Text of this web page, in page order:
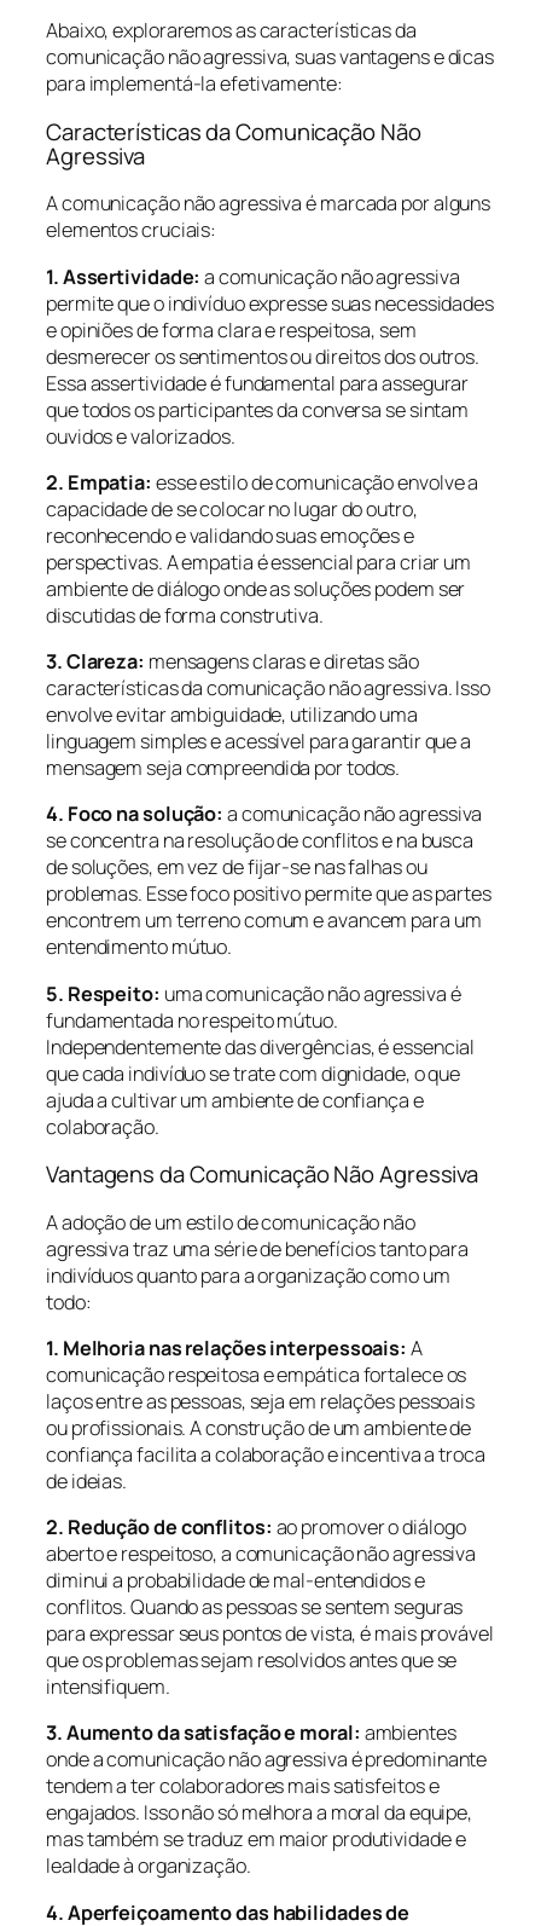
Abaixo, exploraremos as características da
comunicação não agressiva, suas vantagens e dicas
para implementá-la efetivamente:
Características da Comunicação Não
Agressiva
A comunicação não agressiva é marcada por alguns
elementos cruciais:
1. Assertividade: a comunicação não agressiva
permite que o indivíduo expresse suas necessidades
e opiniões de forma clara e respeitosa, sem
desmerecer os sentimentos ou direitos dos outros.
Essa assertividade é fundamental para assegurar
que todos os participantes da conversa se sintam
ouvidos e valorizados.
2. Empatia: esse estilo de comunicação envolve a
capacidade de se colocar no lugar do outro,
reconhecendo e validando suas emoções e
perspectivas. A empatia é essencial para criar um
ambiente de diálogo onde as soluções podem ser
discutidas de forma construtiva.
3. Clareza: mensagens claras e diretas são
características da comunicação não agressiva. Isso
envolve evitar ambiguidade, utilizando uma
linguagem simples e acessível para garantir que a
mensagem seja compreendida por todos.
4. Foco na solução: a comunicação não agressiva
se concentra na resolução de conflitos e na busca
de soluções, em vez de fijar-se nas falhas ou
problemas. Esse foco positivo permite que as partes
encontrem um terreno comum e avancem para um
entendimento mútuo.
5. Respeito: uma comunicação não agressiva é
fundamentada no respeito mútuo.
Independentemente das divergências, é essencial
que cada indivíduo se trate com dignidade, o que
ajuda a cultivar um ambiente de confiança e
colaboração.
Vantagens da Comunicação Não Agressiva
A adoção de um estilo de comunicação não
agressiva traz uma série de benefícios tanto para
indivíduos quanto para a organização como um
todo:
1. Melhoria nas relações interpessoais: A
comunicação respeitosa e empática fortalece os
laços entre as pessoas, seja em relações pessoais
ou profissionais. A construção de um ambiente de
confiança facilita a colaboração e incentiva a troca
de ideias.
2. Redução de conflitos: ao promover o diálogo
aberto e respeitoso, a comunicação não agressiva
diminui a probabilidade de mal-entendidos e
conflitos. Quando as pessoas se sentem seguras
para expressar seus pontos de vista, é mais provável
que os problemas sejam resolvidos antes que se
intensifiquem.
3. Aumento da satisfação e moral: ambientes
onde a comunicação não agressiva é predominante
tendem a ter colaboradores mais satisfeitos e
engajados. Isso não só melhora a moral da equipe,
mas também se traduz em maior produtividade e
lealdade à organização.
4. Aperfeiçoamento das habilidades de